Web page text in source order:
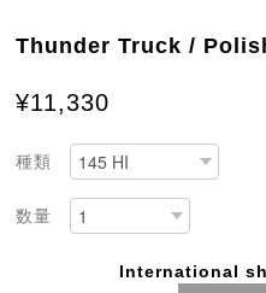
Thunder Truck /
¥11,330
種類
数量
International